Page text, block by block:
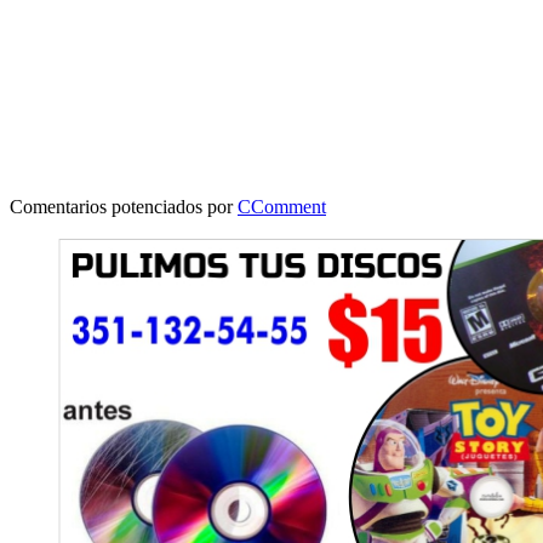
Comentarios potenciados porCComment